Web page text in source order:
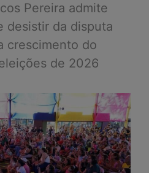
Pereira admite
desistir da disputa
crescimento do
de 2026